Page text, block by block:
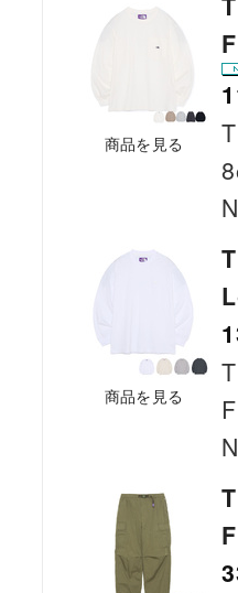
商品を見る
商品を見る